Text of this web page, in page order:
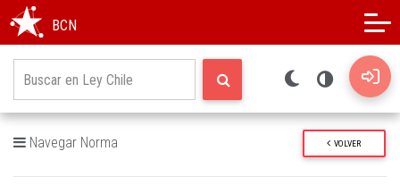
BCN
Navegar Norma VOLVER